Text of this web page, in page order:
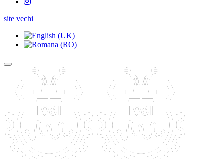
site vechi